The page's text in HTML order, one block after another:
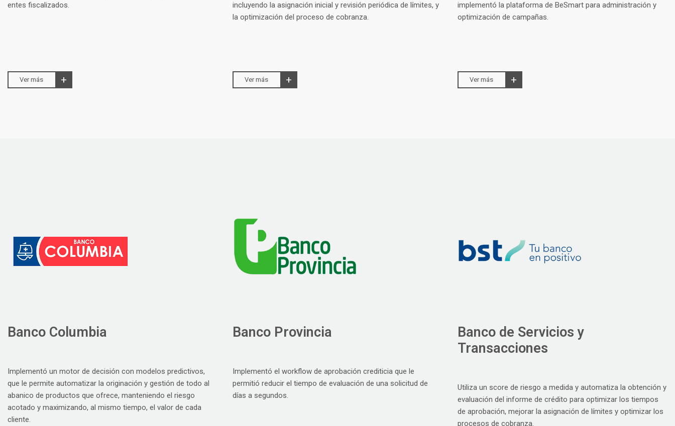
entes fiscalizados.
Ver más
incluyendo la asignación inicial y revisión periódica de límites, y
la optimización del proceso de cobranza.
Ver más
implementó la plataforma de BeSmart para administración y
optimización de campañas.
Ver más
Banco Columbia
Implementó un motor de decisión con modelos predictivos,
que le permite automatizar la originación y gestión de todo al
abanico de productos que ofrece, manteniendo el riesgo
acotado y maximizando, al mismo tiempo, el valor de cada
cliente.
Banco Provincia
Implementó el workflow de aprobación crediticia que le
permitió reducir el tiempo de evaluación de una solicitud de
días a segundos.
Banco de Servicios y
Transacciones
Utiliza un score de riesgo a medida y automatiza la obtención y
evaluación del informe de crédito para optimizar los tiempos
de aprobación, mejorar la asignación de límites y optimizar los
procesos de cobranza.